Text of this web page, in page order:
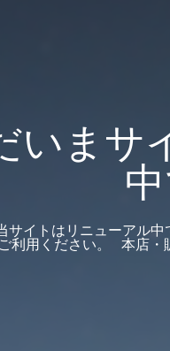
いまサ
サイトはリニューアル
ご利用ください。 本店・